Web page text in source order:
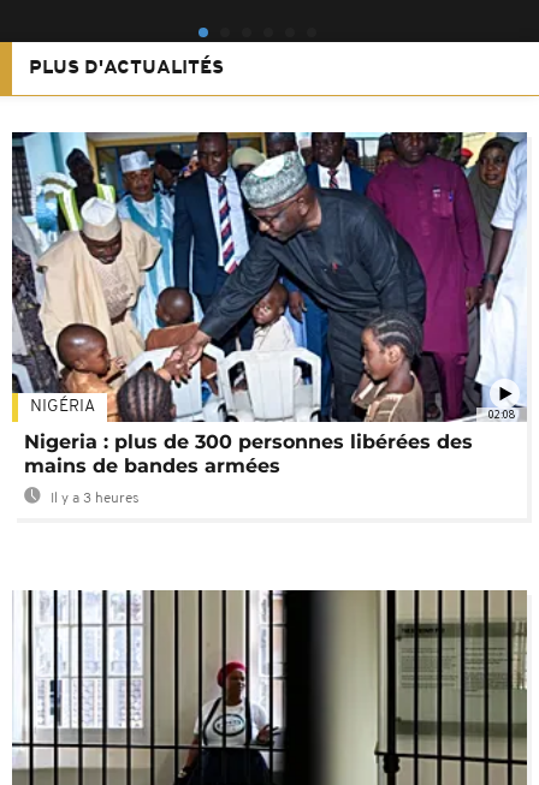
PLUS D'ACTUALITÉS
02:08
NIGÉRIA
Nigeria : plus de 300 personnes libérées des
mains de bandes armées
Il y a 3 heures